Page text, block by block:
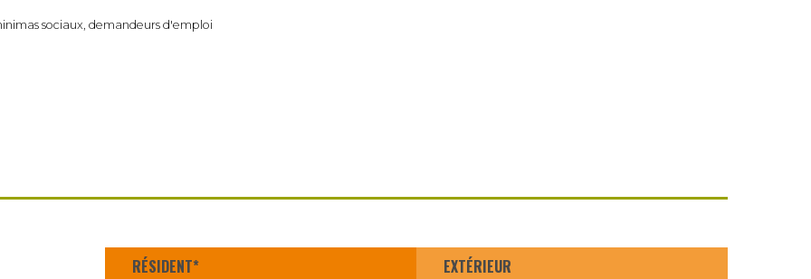
sociaux, demandeurs d'emploi
RÉSIDENT* EXTÉRIEUR